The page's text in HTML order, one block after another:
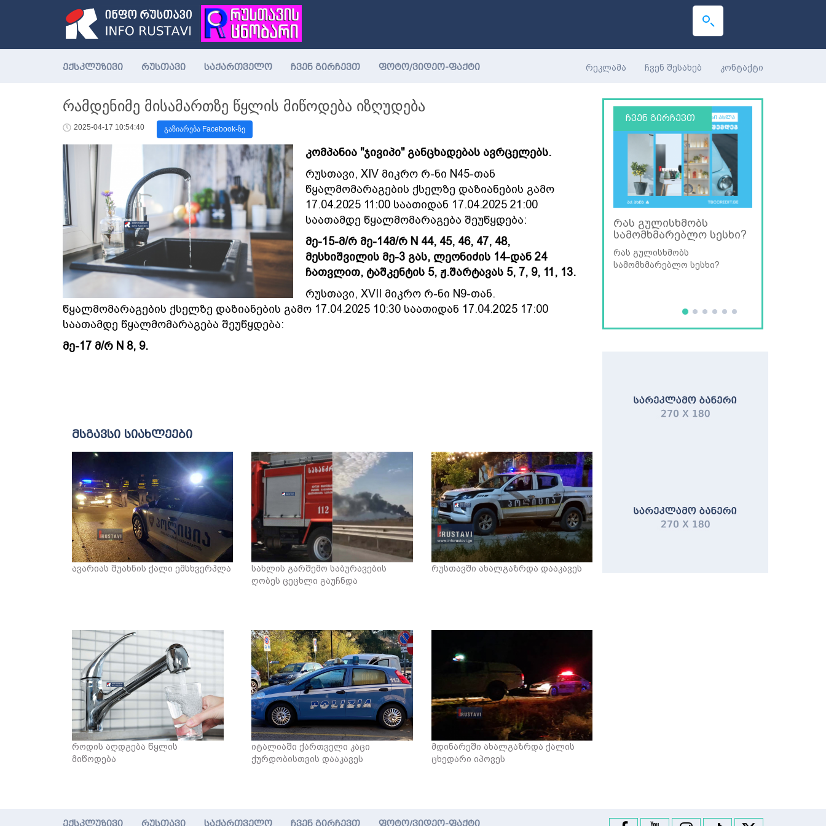
ექსკლუზივი რუსთავი საქართველო ჩვენ გირჩევთ ფოტო/ვიდეო-ფაქტი რეკლამა ჩვენ შესახებ კონტაქტი
რამდენიმე მისამართზე წყლის მიწოდება იზღუდება
2025-04-17 10:54:40 გაზიარება Facebook-ზე
კომპანია "ჯივიპი" განცხადებას ავრცელებს.
რუსთავი, XIV მიკრო რ-ნი N45-თან
წყალმომარაგების ქსელზე დაზიანების გამო
17.04.2025 11:00 საათიდან 17.04.2025 21:00
საათამდე წყალმომარაგება შეუწყდება:
მე-15-მ/რ მე-14მ/რ N 44, 45, 46, 47, 48,
მესხიშვილის მე-3 გას, ლეონიძის 14-დან 24
ჩათვლით, ტაშკენტის 5, ჟ.შარტავას 5, 7, 9, 11, 13.
რუსთავი, XVII მიკრო რ-ნი N9-თან.
წყალმომარაგების ქსელზე დაზიანების გამო 17.04.2025 10:30 საათიდან 17.04.2025 17:00
საათამდე წყალმომარაგება შეუწყდება:
მე-17 მ/რ N 8, 9.
მსგავსი სიახლეები
ავარიას შუახნის ქალი ემსხვერპლა
სახლის გარშემო საბურავების
ღობეს ცეცხლი გაუჩნდა
რუსთავში ახალგაზრდა დააკავეს
როდის აღდგება წყლის
მიწოდება
იტალიაში ქართველი კაცი
ქურდობისთვის დააკავეს
მდინარეში ახალგაზრდა ქალის
ცხედარი იპოვეს
ჩვენ გირჩევთ
რას გულისხმობს
სამომხმარებლო სესხი?
რას გულისხმობს
სამომხმარებლო სესხი?
ექსკლუზივი რუსთავი საქართველო ჩვენ გირჩევთ ფოტო/ვიდეო-ფაქტი